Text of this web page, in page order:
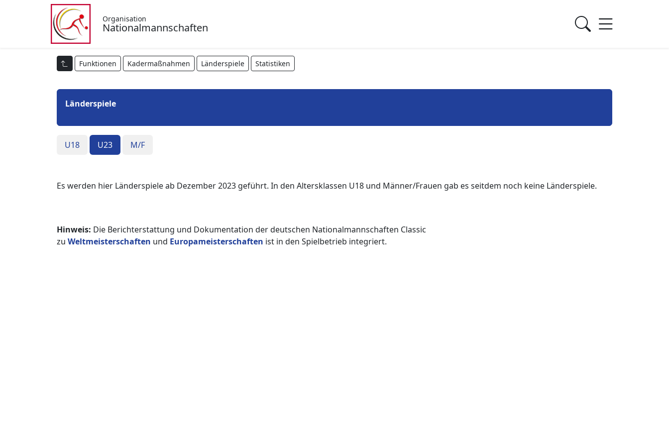
Organisation
Nationalmannschaften
Funktionen Kadermaßnahmen Länderspiele Statistiken
Länderspiele
U18 U23 M/F
Es werden hier Länderspiele ab Dezember 2023 geführt. In den Altersklassen U18 und Männer/Frauen gab es seitdem noch keine Länderspiele.
Hinweis: Die Berichterstattung und Dokumentation der deutschen Nationalmannschaften Classic
zu Weltmeisterschaften und Europameisterschaften ist in den Spielbetrieb integriert.